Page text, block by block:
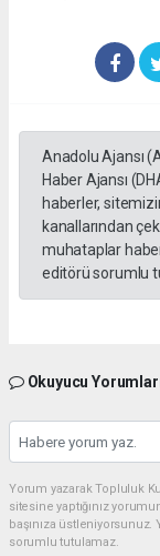
Anadolu Ajansı
Haber Ajansı
haberler,
kanallarından
muhataplar
editörü sorumlu
Okuyucu
Yorum yazarak Topluluk
sitesine yaptığınız
başınıza
sorumlu tutulamaz.